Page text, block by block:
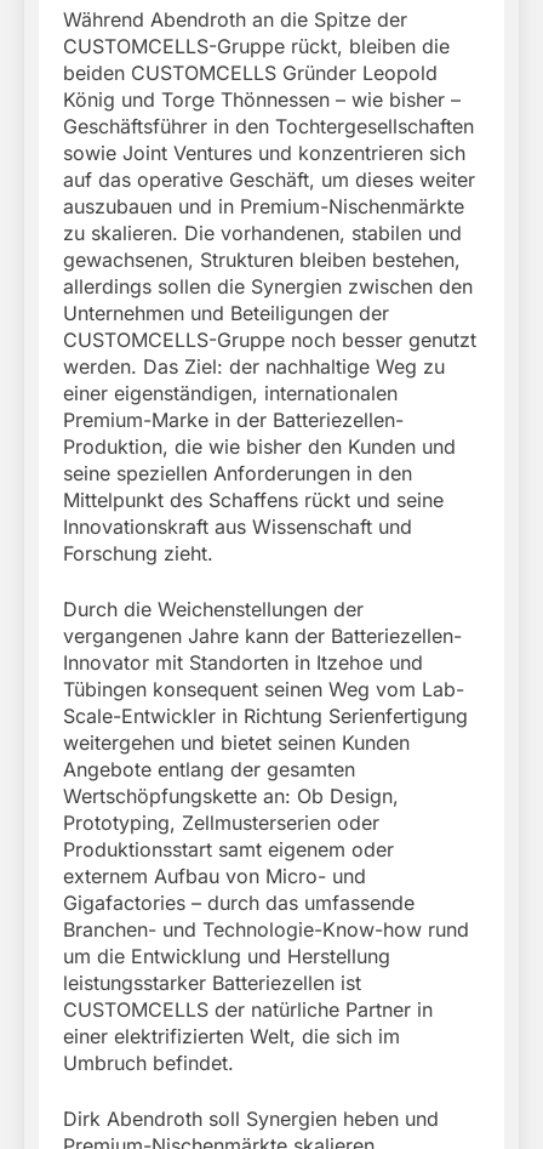
Während Abendroth an die Spitze der
CUSTOMCELLS-Gruppe rückt, bleiben die
beiden CUSTOMCELLS Gründer Leopold
König und Torge Thönnessen – wie bisher –
Geschäftsführer in den Tochtergesellschaften
sowie Joint Ventures und konzentrieren sich
auf das operative Geschäft, um dieses weiter
auszubauen und in Premium-Nischenmärkte
zu skalieren. Die vorhandenen, stabilen und
gewachsenen, Strukturen bleiben bestehen,
allerdings sollen die Synergien zwischen den
Unternehmen und Beteiligungen der
CUSTOMCELLS-Gruppe noch besser genutzt
werden. Das Ziel: der nachhaltige Weg zu
einer eigenständigen, internationalen
Premium-Marke in der Batteriezellen-
Produktion, die wie bisher den Kunden und
seine speziellen Anforderungen in den
Mittelpunkt des Schaffens rückt und seine
Innovationskraft aus Wissenschaft und
Forschung zieht.
Durch die Weichenstellungen der
vergangenen Jahre kann der Batteriezellen-
Innovator mit Standorten in Itzehoe und
Tübingen konsequent seinen Weg vom Lab-
Scale-Entwickler in Richtung Serienfertigung
weitergehen und bietet seinen Kunden
Angebote entlang der gesamten
Wertschöpfungskette an: Ob Design,
Prototyping, Zellmusterserien oder
Produktionsstart samt eigenem oder
externem Aufbau von Micro- und
Gigafactories – durch das umfassende
Branchen- und Technologie-Know-how rund
um die Entwicklung und Herstellung
leistungsstarker Batteriezellen ist
CUSTOMCELLS der natürliche Partner in
einer elektrifizierten Welt, die sich im
Umbruch befindet.
Dirk Abendroth soll Synergien heben und